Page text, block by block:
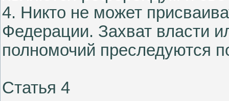
4. Никто не может
Федерации. Захват власти
полномочий преследуются
Статья 4